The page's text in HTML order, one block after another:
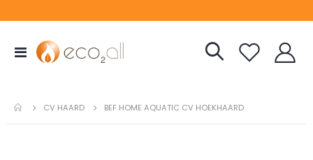
Toggle
Nav
CV HAARD BEF HOME AQUATIC CV HOEKHAARD